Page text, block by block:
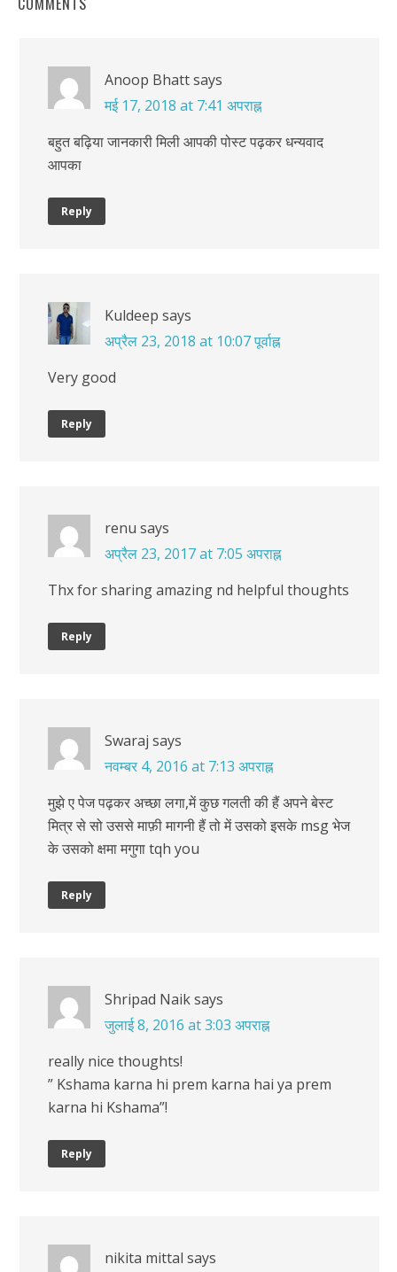
Anoop Bhattsays
मई 17, 2018 at 7:41 अपराह्न
बहुत बढ़िया जानकारी मिली आपकी पोस्ट पढ़कर धन्यवाद
आपका
Reply
Kuldeep says
अप्रैल 23, 2018 at 10:07 पूर्वाह्न
Very good
Reply
renu says
अप्रैल 23, 2017 at 7:05 अपराह्न
Thx for sharing amazing nd helpful thoughts
Reply
Swaraj says
नवम्बर 4, 2016 at 7:13 अपराह्न
मुझे ए पेज पढ़कर अच्छा लगा,में कुछ गलती की हैं अपने बेस्ट
मित्र से सो उससे माफ़ी मागनी हैं तो में उसको इसके msg भेज
के उसको क्षमा मगुगा tqh you
Reply
Shripad Naiksays
जुलाई 8, 2016 at 3:03 अपराह्न
really nice thoughts!
” Kshama karna hi prem karna hai ya prem
karna hi Kshama”!
Reply
nikita mittal says